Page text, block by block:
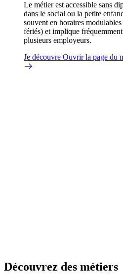
Le métier est accessible sans
dans le social ou la petite
souvent en horaires
fériés) et implique
plusieurs employeurs.
Je découvre Ouvrir la page du
Découvrez des métiers